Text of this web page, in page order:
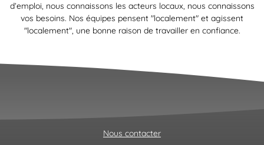
d’emploi, nous connaissons les acteurs locaux, nous connaissons
vos besoins. Nos équipes pensent "localement" et agissent
"localement", une bonne raison de travailler en confiance.
Nous contacter